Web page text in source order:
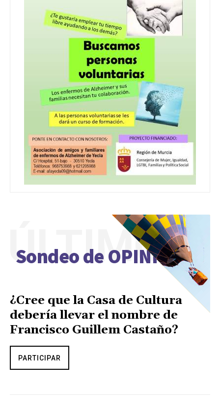
Sondeo de OPINIÓN
ÚLTIMO
¿Cree que la Casa de Cultura
debería llevar el nombre de
Francisco Guillem Castaño?
PARTICIPAR